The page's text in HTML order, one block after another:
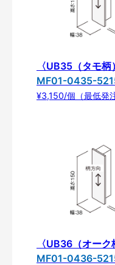
〈UB35（タモ柄
MF01-0435-
¥3,150/個（最低発
〈UB36（オーク
MF01-0436-